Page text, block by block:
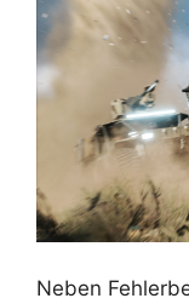
Neben